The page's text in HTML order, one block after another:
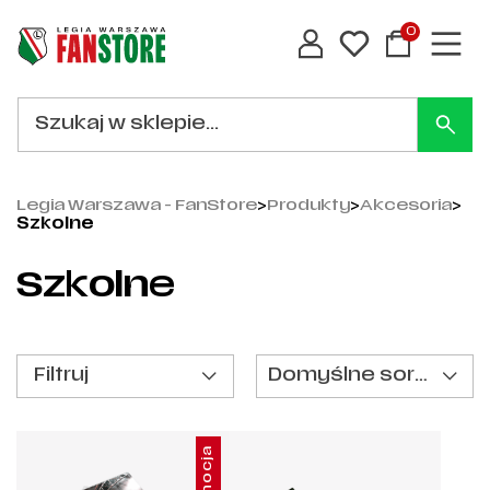
0
Legia Warszawa - FanStore>Produkty>Akcesoria>
Szkolne
Szkolne
Filtruj Domyślne sortowanie